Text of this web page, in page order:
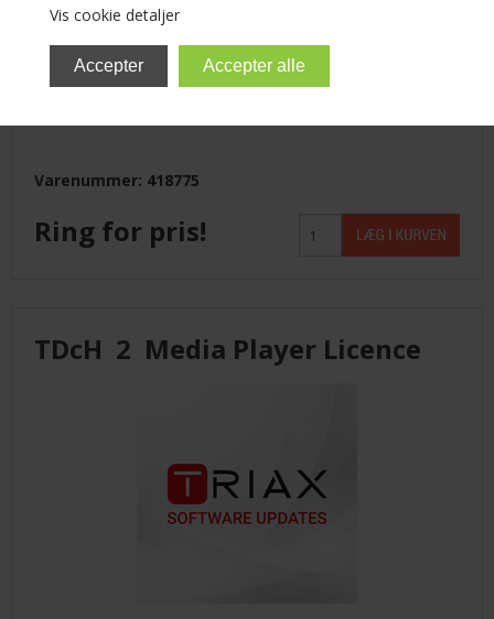
Vis cookie detaljer
Varenummer: 418775
Ring for pris!
TDcH 2 Media Player Licence